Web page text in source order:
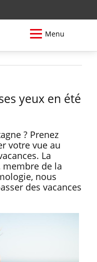
Menu
yeux en été
? Prenez
votre vue au
La
membre de la
nous
des vacances